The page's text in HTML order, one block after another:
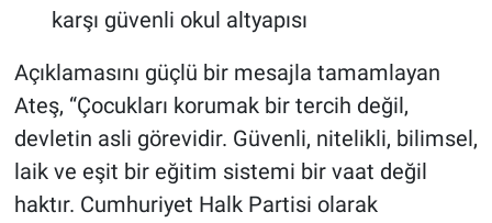
karşı güvenli okul altyapısı
Açıklamasını güçlü bir mesajla tamamlayan
Ateş, “Çocukları korumak bir tercih değil,
devletin asli görevidir. Güvenli, nitelikli, bilimsel,
laik ve eşit bir eğitim sistemi bir vaat değil
haktır. Cumhuriyet Halk Partisi olarak